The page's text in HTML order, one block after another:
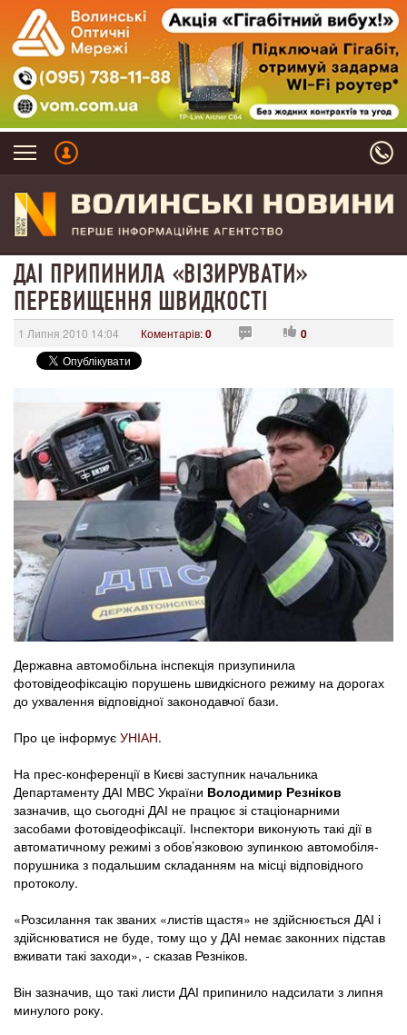
ДАІ ПРИПИНИЛА «ВІЗИРУВАТИ»
ПЕРЕВИЩЕННЯ ШВИДКОСТІ
1 Липня 2010 14:04 Коментарів:0 0
Державна автомобільна інспекція призупинила
фотовідеофіксацію порушень швидкісного режиму на дорогах
до ухвалення відповідної законодавчої бази.
Про це інформує УНІАН.
На прес-конференції в Києві заступник начальника
Департаменту ДАІ МВС України Володимир Резніков
зазначив, що сьогодні ДАІ не працює зі стаціонарними
засобами фотовідеофіксації. Інспектори виконують такі дії в
автоматичному режимі з обов’язковою зупинкою автомобіля-
порушника з подальшим складанням на місці відповідного
протоколу.
«Розсилання так званих «листів щастя» не здійснюється ДАІ і
здійснюватися не буде, тому що у ДАІ немає законних підстав
вживати такі заходи», - сказав Резніков.
Він зазначив, що такі листи ДАІ припинило надсилати з липня
минулого року.